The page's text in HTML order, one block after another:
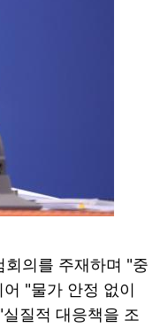
의를 주재하며 "중
"물가 안정 없이
질적 대응책을 조